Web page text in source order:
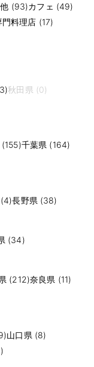
(93)カフェ (49)
料理店 (17)
秋田県 (0)
千葉県 (164)
長野県 (38)
(34)
(212)奈良県 (11)
山口県 (8)